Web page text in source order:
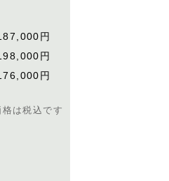
円
円
円
は税込です